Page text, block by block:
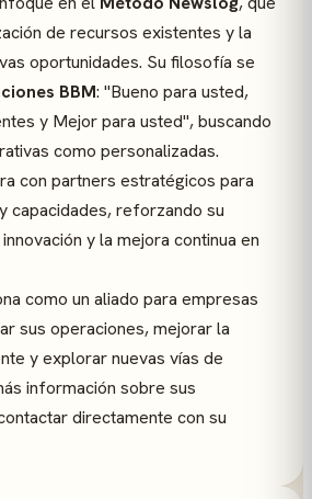
de recursos existentes y la
oportunidades. Su filosofía se
BBM: "Bueno para usted,
y Mejor para usted", buscando
como personalizadas.
con partners estratégicos para
capacidades, reforzando su
y la mejora continua en
como un aliado para empresas
sus operaciones, mejorar la
y explorar nuevas vías de
información sobre sus
directamente con su